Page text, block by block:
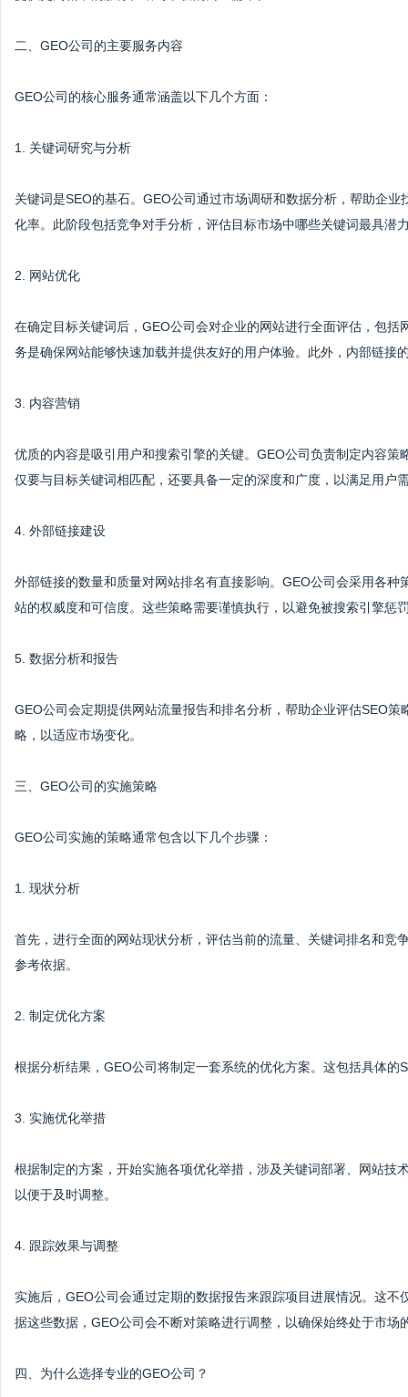
二、GEO公司的主要服务内容
GEO公司的核心服务通常涵盖以下几个方面：
1. 关键词研究与分析
关键词是SEO的基石。GEO公司通过市场调研和数据分析，帮助企
化率。此阶段包括竞争对手分析，评估目标市场中哪些关键词最具潜
2. 网站优化
在确定目标关键词后，GEO公司会对企业的网站进行全面评估，包
务是确保网站能够快速加载并提供友好的用户体验。此外，内部链接
3. 内容营销
优质的内容是吸引用户和搜索引擎的关键。GEO公司负责制定内容
仅要与目标关键词相匹配，还要具备一定的深度和广度，以满足用户
4. 外部链接建设
外部链接的数量和质量对网站排名有直接影响。GEO公司会采用各
站的权威度和可信度。这些策略需要谨慎执行，以避免被搜索引擎惩
5. 数据分析和报告
GEO公司会定期提供网站流量报告和排名分析，帮助企业评估SEO
略，以适应市场变化。
三、GEO公司的实施策略
GEO公司实施的策略通常包含以下几个步骤：
1. 现状分析
首先，进行全面的网站现状分析，评估当前的流量、关键词排名和竞
参考依据。
2. 制定优化方案
根据分析结果，GEO公司将制定一套系统的优化方案。这包括具体
3. 实施优化举措
根据制定的方案，开始实施各项优化举措，涉及关键词部署、网站技
以便于及时调整。
4. 跟踪效果与调整
实施后，GEO公司会通过定期的数据报告来跟踪项目进展情况。这
据这些数据，GEO公司会不断对策略进行调整，以确保始终处于市场
四、为什么选择专业的GEO公司？